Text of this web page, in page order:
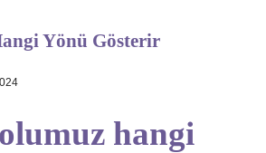
Yönü Gösterir
hangi